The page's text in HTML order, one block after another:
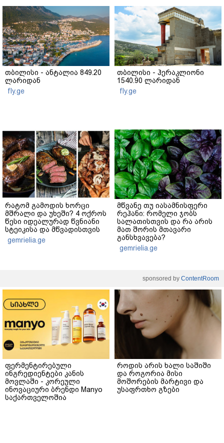
თბილისი - ანტალია 849.20
ლარიდან
fly.ge
თბილისი - ჰერაკლიონი
1540.90 ლარიდან
fly.ge
რატომ გამოდის ხორცი
მშრალი და უხეში? 4 ოქროს
წესი იდეალურად წვნიანი
სტეიკისა და მწვადისთვის
gemrielia.ge
მწვანე თუ იასამნისფერი
რეჰანი: რომელი ჯობს
სალათისთვის და რა არის
მათ შორის მთავარი
განსხვავება?
gemrielia.ge
sponsored by ContentRoom
ფერმენტირებული
ინგრედიენტები კანის
მოვლაში - კორეული
ინოვაციური ბრენდი Manyo
საქართველოშია
როდის არის ხალი საშიში
და როგორია მისი
მოშორების მარტივი და
უსაფრთხო გზები